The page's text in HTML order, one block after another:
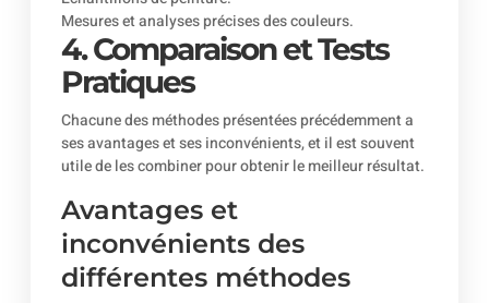
Mesures et analyses précises des couleurs.
4. Comparaison et Tests
Pratiques
Chacune des méthodes présentées précédemment a
ses avantages et ses inconvénients, et il est souvent
utile de les combiner pour obtenir le meilleur résultat.
Avantages et
inconvénients des
différentes méthodes